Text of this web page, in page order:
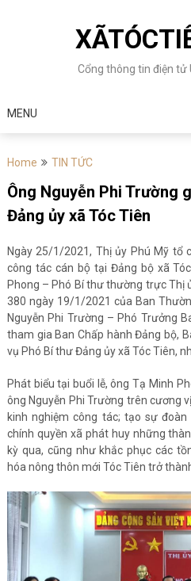
Cổng thông tin điện tử
MENU
Home TIN TỨC
Ông Nguyễn Phi Trường
Đảng ủy xã Tóc Tiên
Ngày 25/1/2021, Thị ủy Phú Mỹ tổ
công tác cán bộ tại Đảng bộ xã
Phong – Phó Bí thư thường trực Thị
380 ngày 19/1/2021 của Ban
Nguyễn Phi Trường – Phó Trưởng
tham gia Ban Chấp hành Đảng bộ,
vụ Phó Bí thư Đảng ủy xã Tóc Tiên,
Phát biểu tại buổi lễ, ông Tạ Minh
ông Nguyễn Phi Trường trên cương
kinh nghiệm công tác; tạo sự
chính quyền xã phát huy những
kỳ qua, cũng như khắc phục các
hóa nông thôn mới Tóc Tiên trở